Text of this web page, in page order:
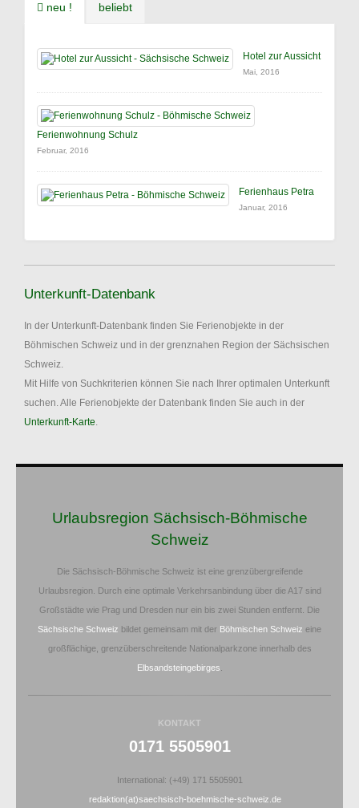
neu ! beliebt
Hotel zur Aussicht
Mai, 2016
Ferienwohnung Schulz
Februar, 2016
Ferienhaus Petra
Januar, 2016
Unterkunft-Datenbank
In der Unterkunft-Datenbank finden Sie Ferienobjekte in der
Böhmischen Schweiz und in der grenznahen Region der Sächsischen
Schweiz.
Mit Hilfe von Suchkriterien können Sie nach Ihrer optimalen Unterkunft
suchen. Alle Ferienobjekte der Datenbank finden Sie auch in der
Unterkunft-Karte.
Urlaubsregion Sächsisch-Böhmische
Schweiz
Die Sächsisch-Böhmische Schweiz ist eine grenzübergreifende
Urlaubsregion. Durch eine optimale Verkehrsanbindung über die A17 sind
Großstädte wie Prag und Dresden nur ein bis zwei Stunden entfernt. Die
Sächsische Schweiz bildet gemeinsam mit der Böhmischen Schweiz eine
großflächige, grenzüberschreitende Nationalparkzone innerhalb des
Elbsandsteingebirges
KONTAKT
0171 5505901
International: (+49) 171 5505901
redaktion(at)saechsisch-boehmische-schweiz.de